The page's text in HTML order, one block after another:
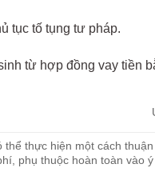
tục tố tụng tư pháp.
từ hợp đồng vay tiền
thể thực hiện một cách
phụ thuộc hoàn toàn vào